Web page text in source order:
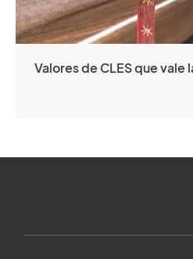
Valores de CLES que vale